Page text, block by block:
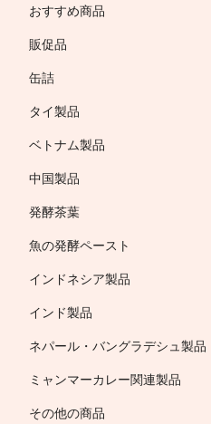
おすすめ商品
販促品
缶詰
タイ製品
ベトナム製品
中国製品
発酵茶葉
魚の発酵ペースト
インドネシア製品
インド製品
ネパール・バングラデシュ製品
ミャンマーカレー関連製品
その他の商品